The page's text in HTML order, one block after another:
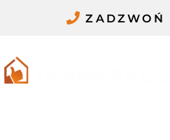
ZADZWOŃ